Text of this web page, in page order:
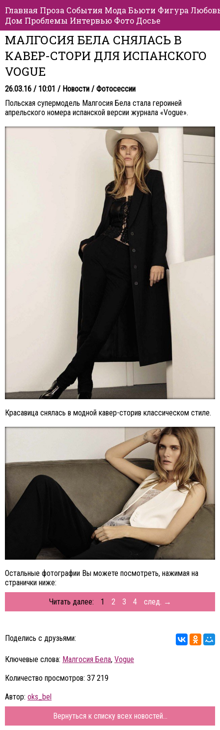
Главная Проза События Мода Бьюти Фигура
Дом Проблемы Интервью Фото Досье
МАЛГОСИЯ БЕЛА СНЯЛАСЬ В
КАВЕР-СТОРИ ДЛЯ ИСПАНСКОГО
VOGUE
26.03.16 / 10:01 / Новости / Фотосессии
Польская супермодель Малгосия Бела стала героиней
апрельского номера испанской версии журнала «Vogue».
Красавица снялась в модной кавер-сторив классическом стиле.
Остальные фотографии Вы можете посмотреть, нажимая на
странички ниже:
Читать далее: 1 2 3 4 след. →
Поделись с друзьями:
Ключевые слова: Малгосия Бела, Vogue
Количество просмотров: 37 219
Автор: oks_bel
Вернуться к списку всех новостей...